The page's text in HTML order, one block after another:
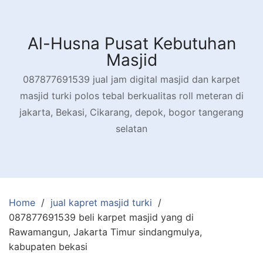
contentAl-Husna Pusat Kebutuhan
Masjid
087877691539 jual jam digital masjid dan karpet
masjid turki polos tebal berkualitas roll meteran di
jakarta, Bekasi, Cikarang, depok, bogor tangerang
selatan
Home
jual kapret masjid turki
087877691539 beli karpet masjid yang di
Rawamangun, Jakarta Timur sindangmulya,
kabupaten bekasi